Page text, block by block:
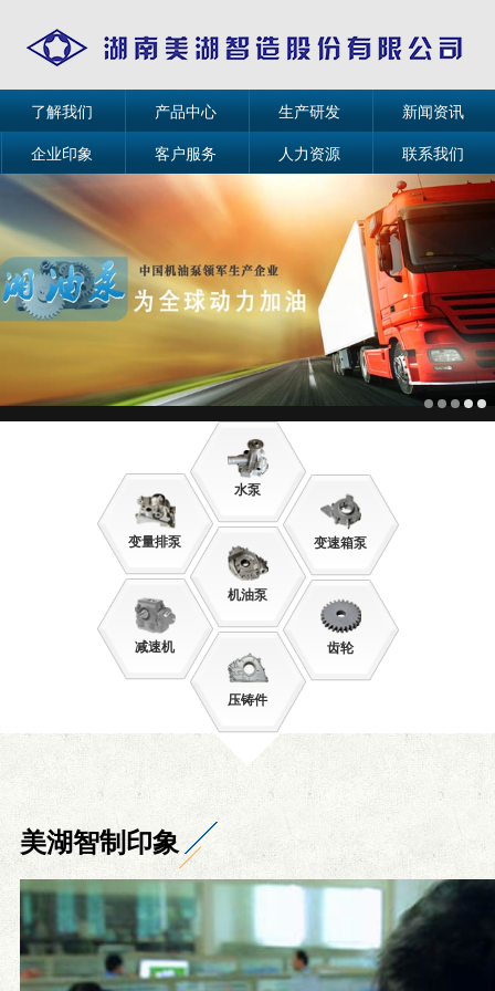
了解我们 产品中心 生产研发
新闻资讯
企业印象
客户服务 人力资源 联系我们
水泵
变速箱泵
齿轮
压铸件
减速机
变量排泵
机油泵
美湖智制印象